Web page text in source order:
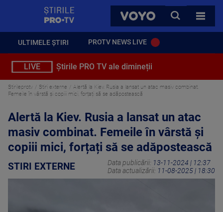
VOYO
CAUTA
TOATE
ULTIMELE ȘTIRI PROTV NEWS LIVE
LIVE Știrile PRO TV ale dimineții
Stirileprotv Stiri externe
Alertă la Kiev. Rusia a lansat un atac masiv combinat.
Femeile în vârstă şi copiii mici, forțați să se adăpostească
Alertă la Kiev. Rusia a lansat un atac
masiv combinat. Femeile în vârstă şi
copiii mici, forțați să se adăpostească
STIRI EXTERNE Data publicării: 13-11-2024 | 12:37
Data actualizării: 11-08-2025 | 18:30